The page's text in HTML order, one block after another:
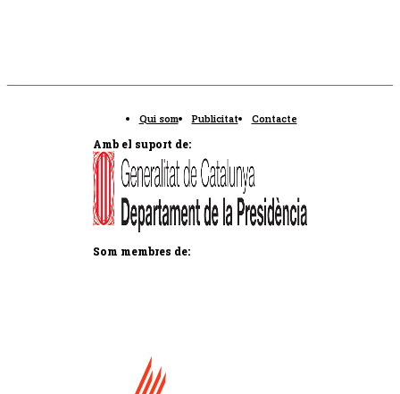
Qui som Publicitat Contacte
Amb el suport de:
Som membres de: